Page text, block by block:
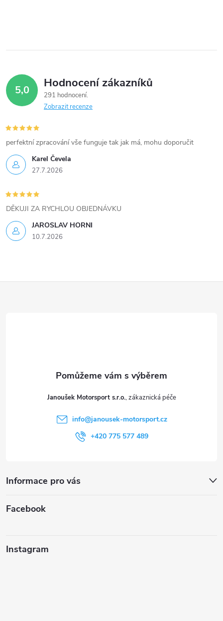
k
v
ý
p
i
s
u
5,0 Hodnocení zákazníků
291 hodnocení
Zobrazit recenze
Karel Čevela
27.7.2026
perfektní zpracování vše funguje tak jak má, mohu doporučit
JAROSLAV HORNI
10.7.2026
DĚKUJI ZA RYCHLOU OBJEDNÁVKU
Janoušek Motorsport s.r.o.
info@janousek-motorsport.cz
+420 775 577 489
Informace pro vás
Facebook
Instagram